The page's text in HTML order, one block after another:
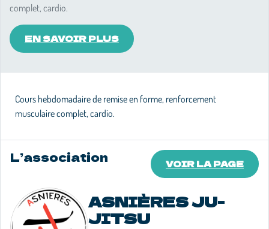
complet, cardio.
EN SAVOIR PLUS
Cours hebdomadaire de remise en forme, renforcement
musculaire complet, cardio.
L’association VOIR LA PAGE
ASNIÈRES JU-
JITSU